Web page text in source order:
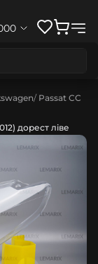
Passat CC
дорест ліве